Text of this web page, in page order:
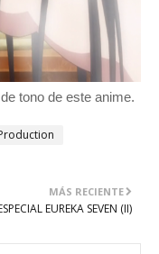
tono de este anime.
MÁS RECIENTE
EUREKA SEVEN (II)